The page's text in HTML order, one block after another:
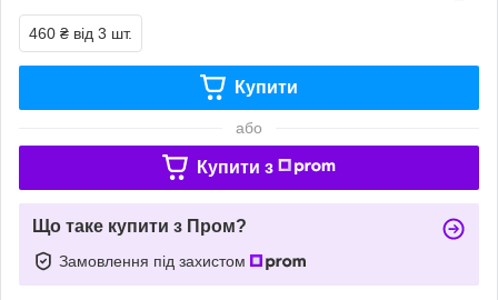
460 ₴ від 3 шт.
Купити
або
Купити з
Що таке купити з Пром?
Замовлення під захистом